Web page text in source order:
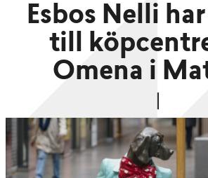
Esbos Nelli
till
Omena i